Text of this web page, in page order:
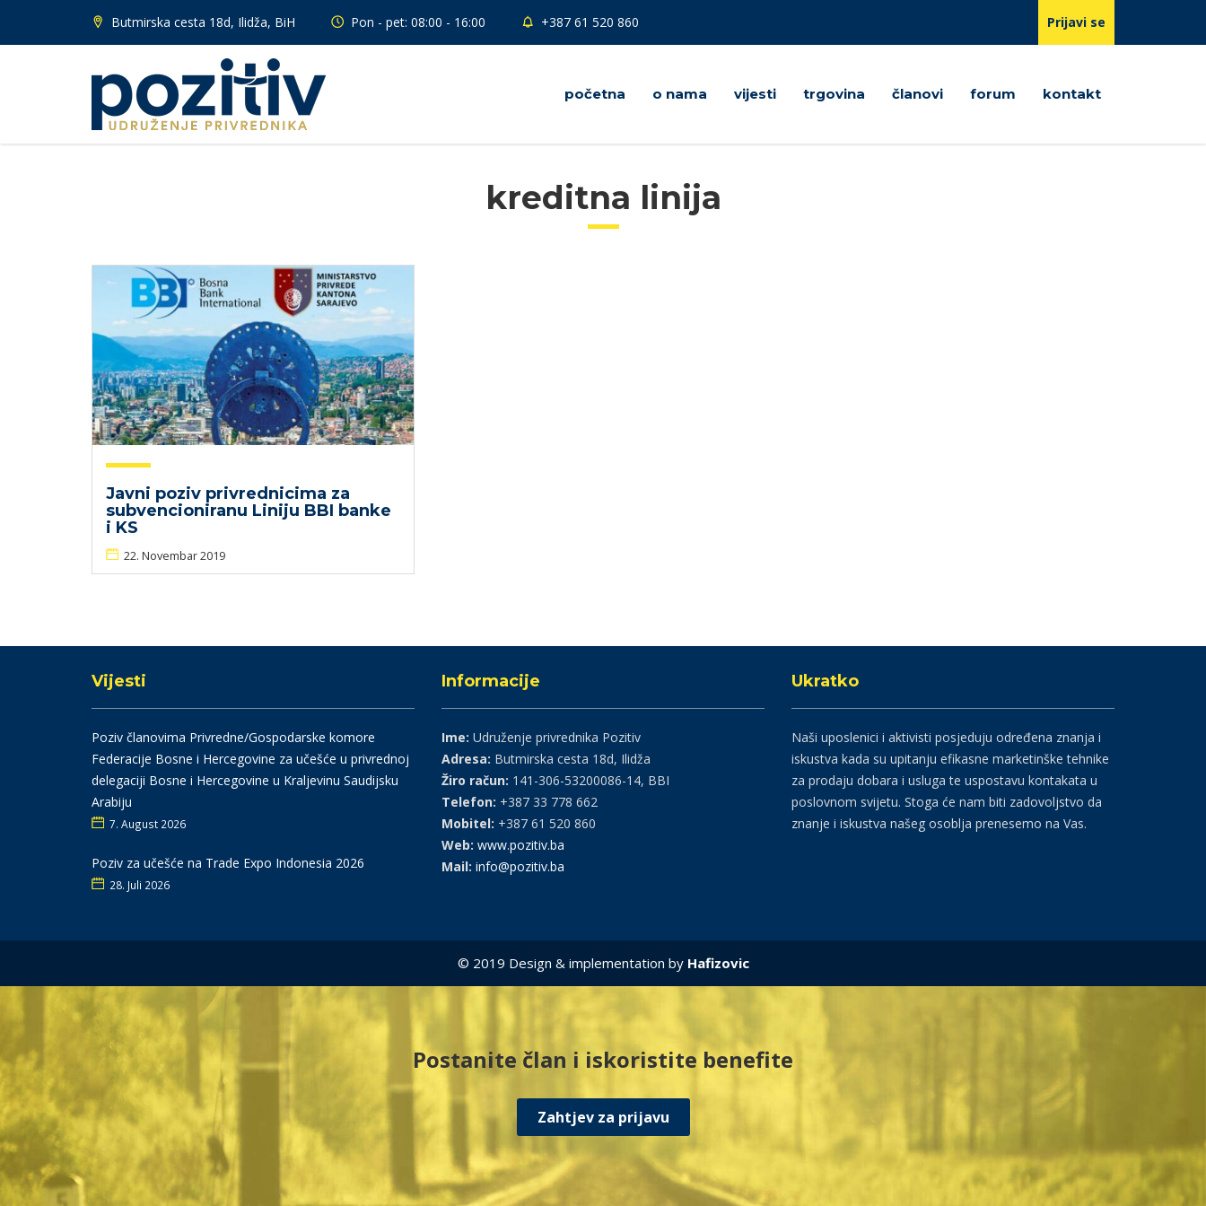
Butmirska cesta 18d, Ilidža, BiH Pon - pet: 08:00 - 16:00 +387 61 520 860 Prijavi se
početna o nama vijesti trgovina članovi forum kontakt
kreditna linija
Javni poziv privrednicima za
subvencioniranu Liniju BBI banke
i KS
22. Novembar 2019
Vijesti
Poziv članovima Privredne/Gospodarske komore
Federacije Bosne i Hercegovine za učešće u privrednoj
delegaciji Bosne i Hercegovine u Kraljevinu Saudijsku
Arabiju
7. August 2026
Poziv za učešće na Trade Expo Indonesia 2026
28. Juli 2026
Informacije
Ime: Udruženje privrednika Pozitiv
Adresa: Butmirska cesta 18d, Ilidža
Žiro račun: 141-306-53200086-14, BBI
Telefon: +387 33 778 662
Mobitel: +387 61 520 860
Web: www.pozitiv.ba
Mail: info@pozitiv.ba
Ukratko
Naši uposlenici i aktivisti posjeduju određena znanja i
iskustva kada su upitanju efikasne marketinške tehnike
za prodaju dobara i usluga te uspostavu kontakata u
poslovnom svijetu. Stoga će nam biti zadovoljstvo da
znanje i iskustva našeg osoblja prenesemo na Vas.
© 2019 Design & implementation by Hafizovic
Postanite član i iskoristite benefite
Zahtjev za prijavu